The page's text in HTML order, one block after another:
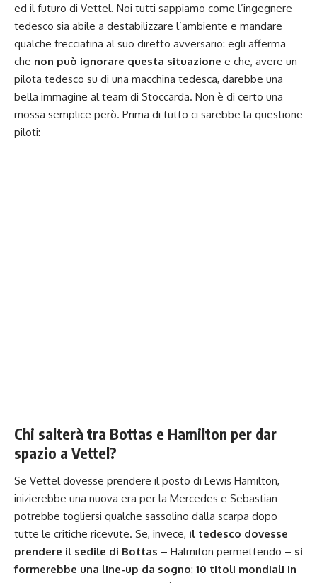
ed il futuro di Vettel. Noi tutti sappiamo come l’ingegnere
tedesco sia abile a destabilizzare l’ambiente e mandare
qualche frecciatina al suo diretto avversario: egli afferma
che non può ignorare questa situazione e che, avere un
pilota tedesco su di una macchina tedesca, darebbe una
bella immagine al team di Stoccarda. Non è di certo una
mossa semplice però. Prima di tutto ci sarebbe la questione
piloti:
Chi salterà tra Bottas e Hamilton per dar
spazio a Vettel?
Se Vettel dovesse prendere il posto di Lewis Hamilton,
inizierebbe una nuova era per la Mercedes e Sebastian
potrebbe togliersi qualche sassolino dalla scarpa dopo
tutte le critiche ricevute. Se, invece, il tedesco dovesse
prendere il sedile di Bottas – Halmiton permettendo – si
formerebbe una line-up da sogno: 10 titoli mondiali in